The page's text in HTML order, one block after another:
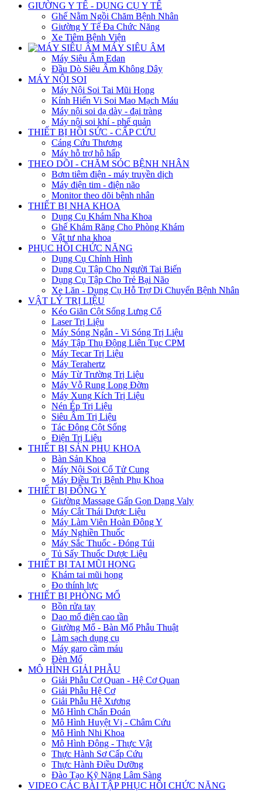
GIƯỜNG Y TẾ - DỤNG CỤ Y TẾ
Ghế Nằm Ngồi Chăm Bệnh Nhân
Giường Y Tế Đa Chức Năng
Xe Tiêm Bệnh Viện
MÁY SIÊU ÂM
Máy Siêu Âm Edan
Đầu Dò Siêu Âm Không Dây
MÁY NỘI SOI
Máy Nội Soi Tai Mũi Họng
Kính Hiển Vi Soi Mao Mạch Máu
Máy nội soi dạ dày - đại tràng
Máy nội soi khí - phế quản
THIẾT BỊ HỒI SỨC - CẤP CỨU
Cáng Cứu Thương
Máy hỗ trợ hô hấp
THEO DÕI - CHĂM SÓC BỆNH NHÂN
Bơm tiêm điện - máy truyền dịch
Máy điện tim - điện não
Monitor theo dõi bệnh nhân
THIẾT BỊ NHA KHOA
Dụng Cụ Khám Nha Khoa
Ghế Khám Răng Cho Phòng Khám
Vật tư nha khoa
PHỤC HỒI CHỨC NĂNG
Dụng Cụ Chỉnh Hình
Dụng Cụ Tập Cho Người Tai Biến
Dụng Cụ Tập Cho Trẻ Bại Não
Xe Lăn - Dụng Cụ Hỗ Trợ Di Chuyển Bệnh Nhân
VẬT LÝ TRỊ LIỆU
Kéo Giãn Cột Sống Lưng Cổ
Laser Trị Liệu
Máy Sóng Ngắn - Vi Sóng Trị Liệu
Máy Tập Thụ Động Liên Tục CPM
Máy Tecar Trị Liệu
Máy Terahertz
Máy Từ Trường Trị Liệu
Máy Vỗ Rung Long Đờm
Máy Xung Kích Trị Liệu
Nén Ép Trị Liệu
Siêu Âm Trị Liệu
Tác Động Cột Sống
Điện Trị Liệu
THIẾT BỊ SẢN PHỤ KHOA
Bàn Sản Khoa
Máy Nội Soi Cổ Tử Cung
Máy Điều Trị Bệnh Phụ Khoa
THIẾT BỊ ĐÔNG Y
Giường Massage Gấp Gọn Dạng Valy
Máy Cắt Thái Dược Liệu
Máy Làm Viên Hoàn Đông Y
Máy Nghiền Thuốc
Máy Sắc Thuốc - Đóng Túi
Tủ Sấy Thuốc Dược Liệu
THIẾT BỊ TAI MŨI HỌNG
Khám tai mũi họng
Đo thính lực
THIẾT BỊ PHÒNG MỔ
Bồn rửa tay
Dao mổ điện cao tần
Giường Mổ - Bàn Mổ Phẫu Thuật
Làm sạch dụng cụ
Máy garo cầm máu
Đèn Mổ
MÔ HÌNH GIẢI PHẪU
Giải Phẫu Cơ Quan - Hệ Cơ Quan
Giải Phẫu Hệ Cơ
Giải Phẫu Hệ Xương
Mô Hình Chẩn Đoán
Mô Hình Huyệt Vị - Châm Cứu
Mô Hình Nhi Khoa
Mô Hình Động - Thực Vật
Thực Hành Sơ Cấp Cứu
Thực Hành Điều Dưỡng
Đào Tạo Kỹ Năng Lâm Sàng
VIDEO CÁC BÀI TẬP PHỤC HỒI CHỨC NĂNG